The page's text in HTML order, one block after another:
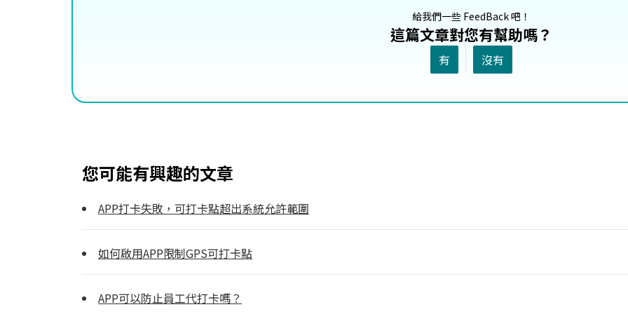
給我們一些 FeedBack 吧！
這篇文章對您有幫助嗎？
有 沒有
您可能有興趣的文章
APP打卡失敗，可打卡點超出系統允許範圍
如何啟用APP限制GPS可打卡點
APP可以防止員工代打卡嗎？